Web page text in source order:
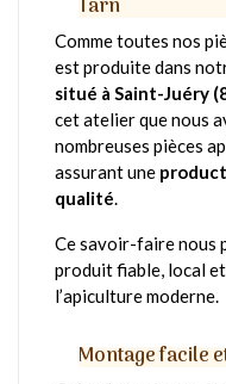
Tarn
Comme toutes nos
est produite dans
situé à Saint-Juéry
cet atelier que nous
nombreuses pièces
assurant une
qualité.
Ce savoir-faire nous
produit fiable, local
l’apiculture moderne.
Montage facile